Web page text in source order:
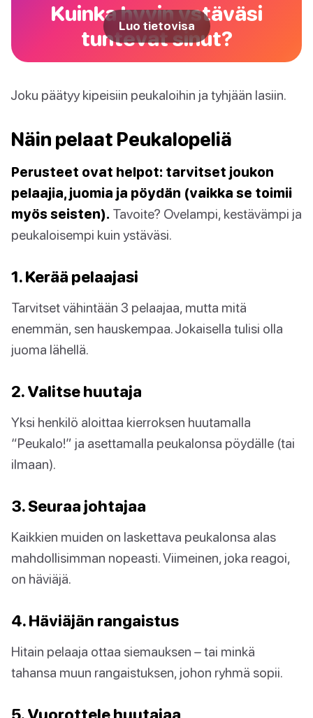
Kuinka hyvin ystäväsi
tuntevat sinut?
Luo tietovisa
Joku päätyy kipeisiin peukaloihin ja tyhjään lasiin.
Näin pelaat Peukalopeliä
Perusteet ovat helpot: tarvitset joukon
pelaajia, juomia ja pöydän (vaikka se toimii
myös seisten). Tavoite? Ovelampi, kestävämpi ja
peukaloisempi kuin ystäväsi.
1. Kerää pelaajasi
Tarvitset vähintään 3 pelaajaa, mutta mitä
enemmän, sen hauskempaa. Jokaisella tulisi olla
juoma lähellä.
2. Valitse huutaja
Yksi henkilö aloittaa kierroksen huutamalla
“Peukalo!” ja asettamalla peukalonsa pöydälle (tai
ilmaan).
3. Seuraa johtajaa
Kaikkien muiden on laskettava peukalonsa alas
mahdollisimman nopeasti. Viimeinen, joka reagoi,
on häviäjä.
4. Häviäjän rangaistus
Hitain pelaaja ottaa siemauksen – tai minkä
tahansa muun rangaistuksen, johon ryhmä sopii.